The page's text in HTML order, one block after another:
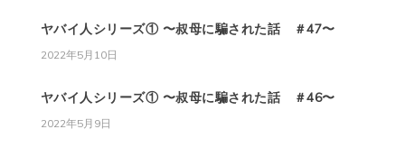
ヤバイ人シリーズ① 〜叔母に騙された話 ＃47〜
2022年5月10日
ヤバイ人シリーズ① 〜叔母に騙された話 ＃46〜
2022年5月9日